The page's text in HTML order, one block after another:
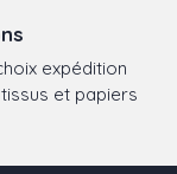
expédition
et papiers